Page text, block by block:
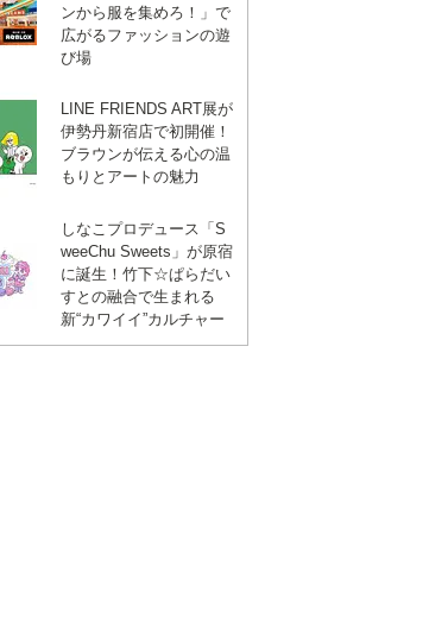
ンから服を集めろ！」で
広がるファッションの遊
び場
LINE FRIENDS ART展が
伊勢丹新宿店で初開催！
ブラウンが伝える心の温
もりとアートの魅力
しなこプロデュース「S
weeChu Sweets」が原宿
に誕生！竹下☆ぱらだい
すとの融合で生まれる
新“カワイイ”カルチャー